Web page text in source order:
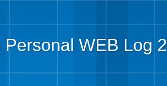
WEB Log 2